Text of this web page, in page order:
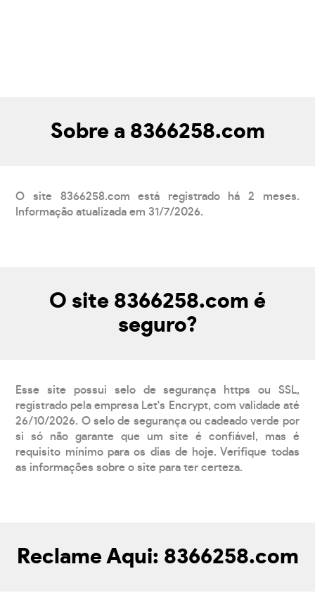
Sobre a 8366258.com
O site 8366258.com está registrado há 2 meses.
Informação atualizada em 31/7/2026.
O site 8366258.com é
seguro?
Esse site possui selo de segurança https ou SSL,
registrado pela empresa Let's Encrypt, com validade até
26/10/2026. O selo de segurança ou cadeado verde por
si só não garante que um site é confiável, mas é
requisito mínimo para os dias de hoje. Verifique todas
as informações sobre o site para ter certeza.
Reclame Aqui: 8366258.com